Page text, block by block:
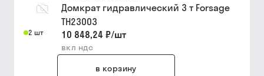
2 шт
Домкрат гидравлический 3 т Forsage
TH23003
10 848,24 ₽/шт
вкл ндс
в корзину